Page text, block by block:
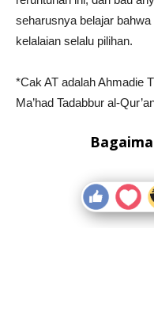
seharusnya belajar
kelalaian selalu pilihan.
*Cak AT adalah Ahmadie
Ma’had Tadabbur al-